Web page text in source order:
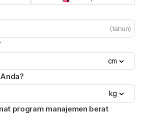
(tahun)
cm
kg
program manajemen berat